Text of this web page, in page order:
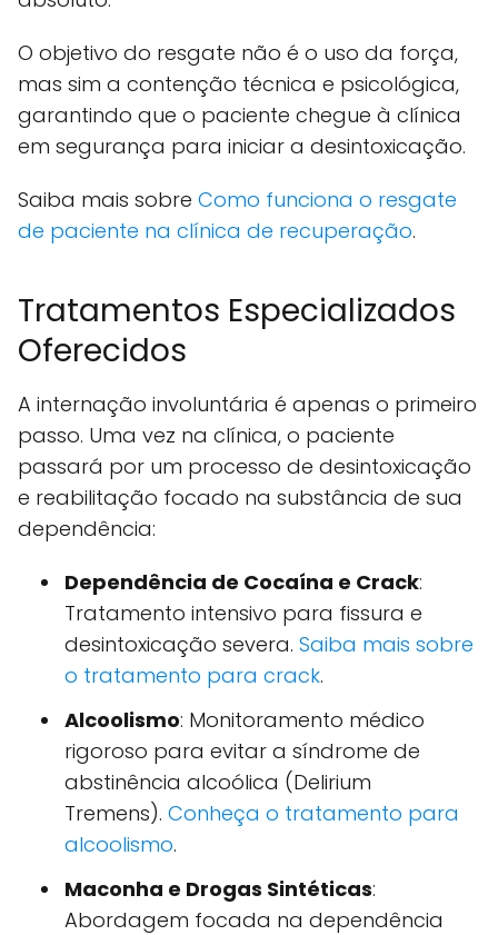
O objetivo do resgate não é o uso da força,
mas sim a contenção técnica e psicológica,
garantindo que o paciente chegue à clínica
em segurança para iniciar a desintoxicação.
Saiba mais sobre Como funciona o resgate
de paciente na clínica de recuperação.
Tratamentos Especializados
Oferecidos
A internação involuntária é apenas o primeiro
passo. Uma vez na clínica, o paciente
passará por um processo de desintoxicação
e reabilitação focado na substância de sua
dependência:
Dependência de Cocaína e Crack:
Tratamento intensivo para fissura e
desintoxicação severa. Saiba mais sobre
o tratamento para crack.
Alcoolismo: Monitoramento médico
rigoroso para evitar a síndrome de
abstinência alcoólica (Delirium
Tremens). Conheça o tratamento para
alcoolismo.
Maconha e Drogas Sintéticas:
Abordagem focada na dependência